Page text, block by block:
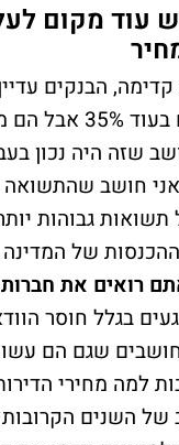
עוד מקום
הבנקים
שזה היה נכון
גבוהות
של המדינה
רואים את
בגלל חוסר
שגם הם עשו
למה מחירי
של השנים